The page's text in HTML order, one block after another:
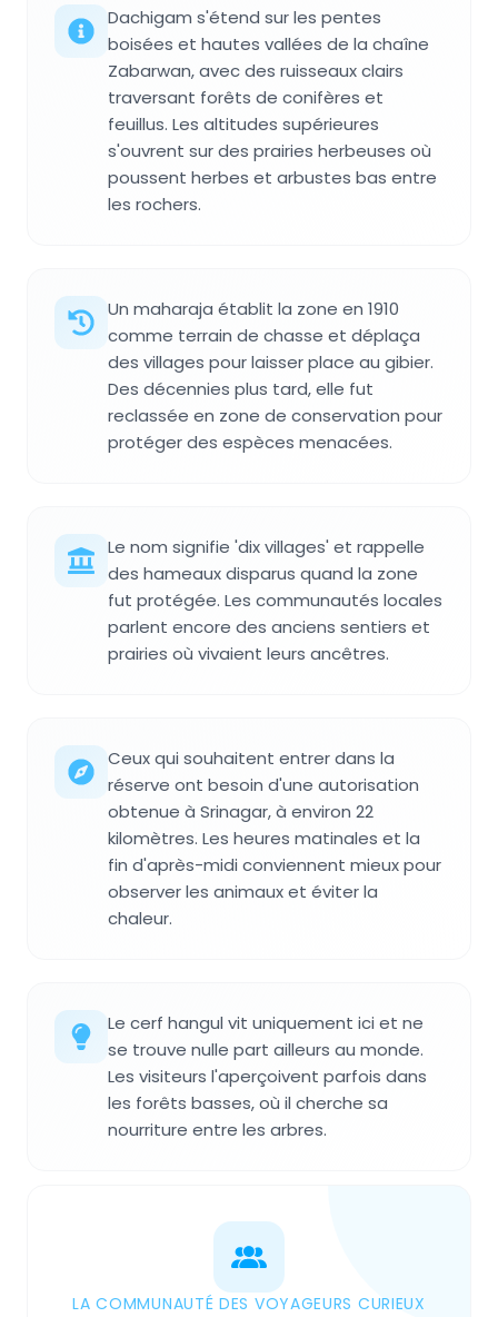
Dachigam s'étend sur les pentes
boisées et hautes vallées de la chaîne
Zabarwan, avec des ruisseaux clairs
traversant forêts de conifères et
feuillus. Les altitudes supérieures
s'ouvrent sur des prairies herbeuses où
poussent herbes et arbustes bas entre
les rochers.
Un maharaja établit la zone en 1910
comme terrain de chasse et déplaça
des villages pour laisser place au gibier.
Des décennies plus tard, elle fut
reclassée en zone de conservation pour
protéger des espèces menacées.
Le nom signifie 'dix villages' et rappelle
des hameaux disparus quand la zone
fut protégée. Les communautés locales
parlent encore des anciens sentiers et
prairies où vivaient leurs ancêtres.
Ceux qui souhaitent entrer dans la
réserve ont besoin d'une autorisation
obtenue à Srinagar, à environ 22
kilomètres. Les heures matinales et la
fin d'après-midi conviennent mieux pour
observer les animaux et éviter la
chaleur.
Le cerf hangul vit uniquement ici et ne
se trouve nulle part ailleurs au monde.
Les visiteurs l'aperçoivent parfois dans
les forêts basses, où il cherche sa
nourriture entre les arbres.
LA COMMUNAUTÉ DES VOYAGEURS CURIEUX